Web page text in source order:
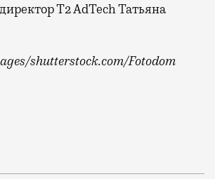
Т2 AdTech Татьяна
shutterstock.com/Fotodom
Т2 изучил модели интернет-